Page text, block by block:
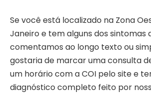
Se você está localizado na Zona
Janeiro e tem alguns dos sintomas
comentamos ao longo texto ou
gostaria de marcar uma consulta
um horário com a COI pelo site e
diagnóstico completo feito por